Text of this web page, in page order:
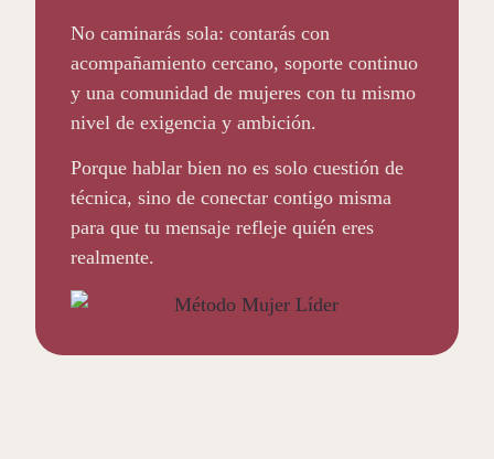
No caminarás sola: contarás con
acompañamiento cercano, soporte continuo
y una comunidad de mujeres con tu mismo
nivel de exigencia y ambición.
Porque hablar bien no es solo cuestión de
técnica, sino de conectar contigo misma
para que tu mensaje refleje quién eres
realmente.